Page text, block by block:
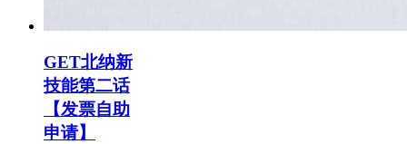
GET北纳新
技能第二话
【发票自助
申请】